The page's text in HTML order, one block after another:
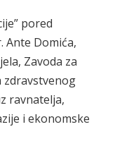
pored
Ante Domića,
Zavoda za
zdravstvenog
ravnatelja,
i ekonomske